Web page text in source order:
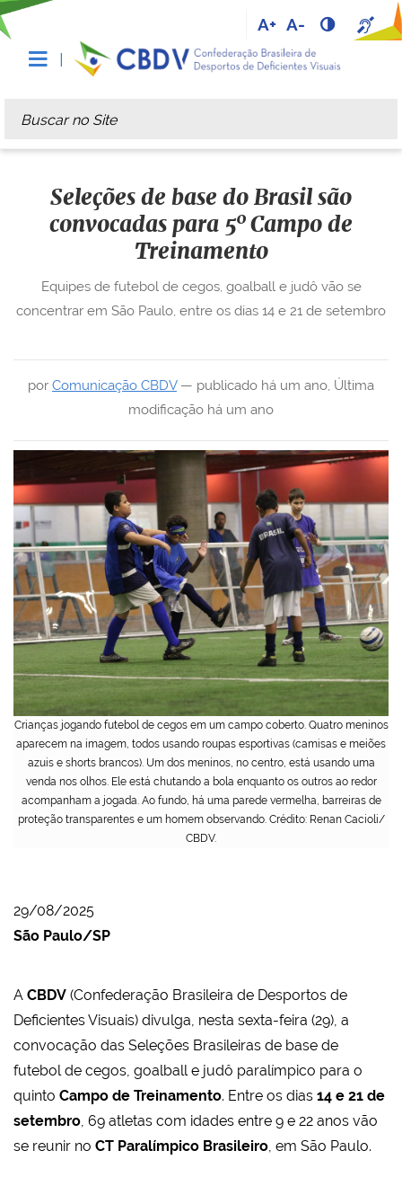
A+ A-
Busca
Busca Avançada…
Crianças jogando futebol de cegos em um campo coberto. Quatro meninos
aparecem na imagem, todos usando roupas esportivas (camisas e meiões
azuis e shorts brancos). Um dos meninos, no centro, está usando uma
venda nos olhos. Ele está chutando a bola enquanto os outros ao redor
acompanham a jogada. Ao fundo, há uma parede vermelha, barreiras de
proteção transparentes e um homem observando. Crédito: Renan Cacioli/
CBDV.
Seleções de base do Brasil são
convocadas para 5º Campo de
Treinamento
por Comunicação CBDV— publicado há um ano, Última
modificação há um ano
Equipes de futebol de cegos, goalball e judô vão se
concentrar em São Paulo, entre os dias 14 e 21 de setembro
29/08/2025
São Paulo/SP
A CBDV (Confederação Brasileira de Desportos de
Deficientes Visuais) divulga, nesta sexta-feira (29), a
convocação das Seleções Brasileiras de base de
futebol de cegos, goalball e judô paralímpico para o
quinto Campo de Treinamento. Entre os dias 14 e 21 de
setembro , 69 atletas com idades entre 9 e 22 anos vão
se reunir no CT Paralímpico Brasileiro , em São Paulo.